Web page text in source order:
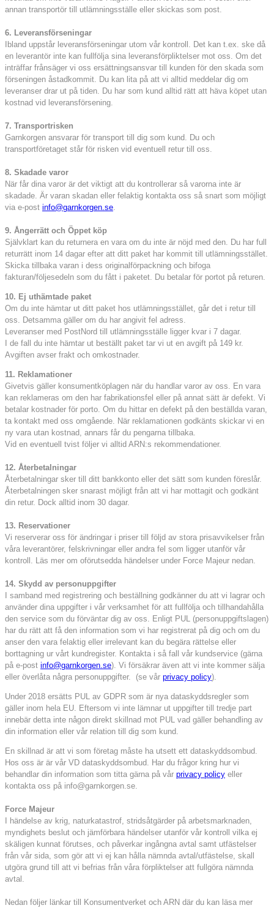
annan transportör till utlämningsställe eller skickas som post.
6. Leveransförseningar
Ibland uppstår leveransförseningar utom vår kontroll. Det kan t.ex. ske då
en leverantör inte kan fullfölja sina leveransförpliktelser mot oss. Om det
inträffar frånsäger vi oss ersättningsansvar till kunden för den skada som
förseningen åstadkommit. Du kan lita på att vi alltid meddelar dig om
leveranser drar ut på tiden. Du har som kund alltid rätt att häva köpet utan
kostnad vid leveransförsening.
7. Transportrisken
Garnkorgen ansvarar för transport till dig som kund. Du och
transportföretaget står för risken vid eventuell retur till oss.
8. Skadade varor
När får dina varor är det viktigt att du kontrollerar så varorna inte är
skadade. Är varan skadan eller felaktig kontakta oss så snart som möjligt
via e-post info@garnkorgen.se
9. Ångerrätt och Öppet köp
Självklart kan du returnera en vara om du inte är nöjd med den. Du har full
returrätt inom 14 dagar efter att ditt paket har kommit till utlämningsstället.
Skicka tillbaka varan i dess originalförpackning och bifoga
fakturan/följesedeln som du fått i paketet. Du betalar för portot på returen.
10. Ej uthämtade paket
Om du inte hämtar ut ditt paket hos utlämningsstället, går det i retur till
oss. Detsamma gäller om du har angivit fel adress.
Leveranser med PostNord till utlämningsställe ligger kvar i 7 dagar.
I de fall du inte hämtar ut beställt paket tar vi ut en avgift på 149 kr.
Avgiften avser frakt och omkostnader.
11. Reklamationer
Givetvis gäller konsumentköplagen när du handlar varor av oss. En vara
kan reklameras om den har fabrikationsfel eller på annat sätt är defekt. Vi
betalar kostnader för porto. Om du hittar en defekt på den beställda varan,
ta kontakt med oss omgående. När reklamationen godkänts skickar vi en
ny vara utan kostnad, annars får du pengarna tillbaka.
Vid en eventuell tvist följer vi alltid ARN:s rekommendationer.
12. Återbetalningar
Återbetalningar sker till ditt bankkonto eller det sätt som kunden föreslår.
Återbetalningen sker snarast möjligt från att vi har mottagit och godkänt
din retur. Dock alltid inom 30 dagar.
13. Reservationer
Vi reserverar oss för ändringar i priser till följd av stora prisavvikelser från
våra leverantörer, felskrivningar eller andra fel som ligger utanför vår
kontroll. Läs mer om oförutsedda händelser under Force Majeur nedan.
14. Skydd av personuppgifter
I samband med registrering och beställning godkänner du att vi lagrar och
använder dina uppgifter i vår verksamhet för att fullfölja och tillhandahålla
den service som du förväntar dig av oss. Enligt PUL (personuppgiftslagen)
har du rätt att få den information som vi har registrerat på dig och om du
anser den vara felaktig eller irrelevant kan du begära rättelse eller
borttagning ur vårt kundregister. Kontakta i så fall vår kundservice (gärna
på e-post info@garnkorgen.se). Vi försäkrar även att vi inte kommer sälja
eller överlåta några personuppgifter. (se vår privacy policy).
Under 2018 ersätts PUL av GDPR som är nya dataskyddsregler som
gäller inom hela EU. Eftersom vi inte lämnar ut uppgifter till tredje part
innebär detta inte någon direkt skillnad mot PUL vad gäller behandling av
din information eller vår relation till dig som kund.
En skillnad är att vi som företag måste ha utsett ett dataskyddsombud.
Hos oss är är vår VD dataskyddsombud. Har du frågor kring hur vi
behandlar din information som titta gärna på vår privacy policy eller
kontakta oss på info@garnkorgen.se.
Force Majeur
I händelse av krig, naturkatastrof, stridsåtgärder på arbetsmarknaden,
myndighets beslut och jämförbara händelser utanför vår kontroll vilka ej
skäligen kunnat förutses, och påverkar ingångna avtal samt utfästelser
från vår sida, som gör att vi ej kan hålla nämnda avtal/utfästelse, skall
utgöra grund till att vi befrias från våra förpliktelser att fullgöra nämnda
avtal.
Nedan följer länkar till Konsumentverket och ARN där du kan läsa mer